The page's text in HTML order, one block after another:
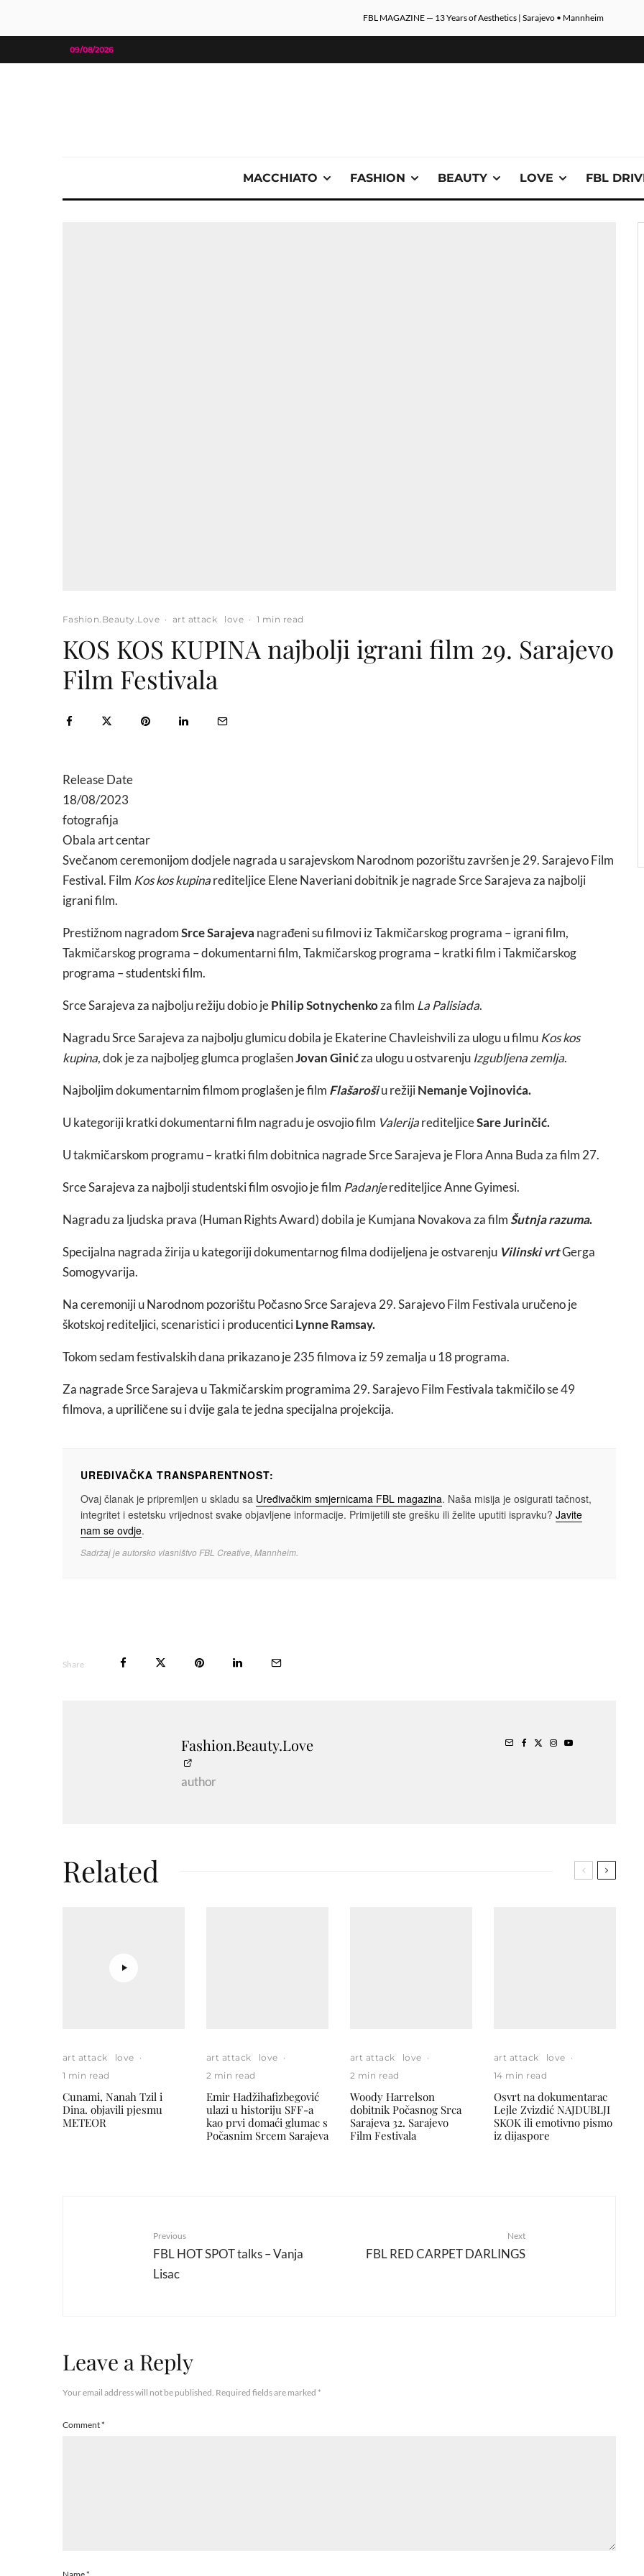
FBL MAGAZINE — 13 Years of Aesthetics | Sarajevo • Mannheim
09/08/2026
MACCHIATO FASHION BEAUTY LOVE FBL
Fashion.Beauty.Love · art attack love · 1 min read
KOS KOS KUPINA najbolji igrani film 29. Sarajevo
Film Festivala
Release Date
18/08/2023
fotografija
Obala art centar
Svečanom ceremonijom dodjele nagrada u sarajevskom Narodnom pozorištu završen je 29. Sarajevo Film
Festival. Film Kos kos kupinarediteljice Elene Naveriani dobitnik je nagrade Srce Sarajeva za najbolji
igrani film.
Prestižnom nagradomSrce Sarajeva nagrađeni su filmovi iz Takmičarskog programa – igrani film,
Takmičarskog programa – dokumentarni film, Takmičarskog programa – kratki film i Takmičarskog
programa – studentski film.
Srce Sarajeva za najbolju režiju dobio jePhilip Sotnychenkoza film La Palisiada.
Nagradu Srce Sarajeva za najbolju glumicu dobila je Ekaterine Chavleishvili za ulogu u filmu Kos kos
kupina, dok je za najboljeg glumca proglašenJovan Ginićza ulogu u ostvarenju Izgubljena zemlja.
Najboljim dokumentarnim filmom proglašen je film Flašarošiu režijiNemanje Vojinovića.
U kategoriji kratki dokumentarni film nagradu je osvojio film ValerijarediteljiceSare Jurinčić.
U takmičarskom programu – kratki film dobitnica nagrade Srce Sarajeva je Flora Anna Buda za film 27.
Srce Sarajeva za najbolji studentski film osvojio je film Padanjerediteljice Anne Gyimesi.
Nagradu za ljudska prava (Human Rights Award) dobila je Kumjana Novakova za filmŠutnja razuma.
Specijalna nagrada žirija u kategoriji dokumentarnog filma dodijeljena je ostvarenju Vilinski vrtGerga
Somogyvarija.
Na ceremoniji u Narodnom pozorištu Počasno Srce Sarajeva 29. Sarajevo Film Festivala uručeno je
škotskoj rediteljici, scenaristici i producenticiLynne Ramsay.
Tokom sedam festivalskih dana prikazano je 235 filmova iz 59 zemalja u 18 programa.
Za nagrade Srce Sarajeva u Takmičarskim programima 29. Sarajevo Film Festivala takmičilo se 49
filmova, a upriličene su i dvije gala te jedna specijalna projekcija.
UREĐIVAČKA TRANSPARENTNOST:
Ovaj članak je pripremljen u skladu sa Uređivačkim smjernicama FBL magazina. Naša misija je osigurati tačnost,
integritet i estetsku vrijednost svake objavljene informacije. Primijetili ste grešku ili želite uputiti ispravku? Javite
nam se ovdje.
Sadržaj je autorsko vlasništvo FBL Creative, Mannheim.
Share
Fashion.Beauty.Love
author
Related
art attack love ·
1 min read
Cunami, Nanah Tzil i
Dina. objavili pjesmu
METEOR
art attack love ·
2 min read
Emir Hadžihafizbegović
ulazi u historiju SFF-a
kao prvi domaći glumac s
Počasnim Srcem Sarajeva
art attack love ·
2 min read
Woody Harrelson
dobitnik Počasnog Srca
Sarajeva 32. Sarajevo
Film Festivala
art attack love ·
14 min read
Osvrt na dokumentarac
Lejle Zvizdić NAJDUBLJI
SKOK ili emotivno pismo
iz dijaspore
Previous
FBL HOT SPOT talks – Vanja
Lisac
Next
FBL RED CARPET DARLINGS
Leave a Reply
Your email address will not be published. Required fields are marked *
Comment*